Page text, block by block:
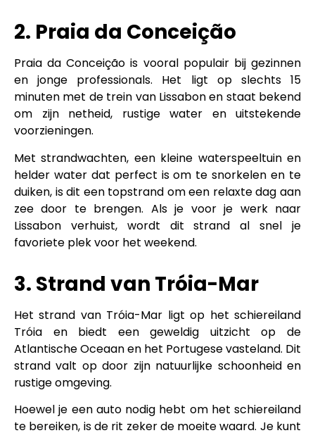
2. Praia da Conceição
Praia da Conceição is vooral populair bij gezinnen
en jonge professionals. Het ligt op slechts 15
minuten met de trein van Lissabon en staat bekend
om zijn netheid, rustige water en uitstekende
voorzieningen.
Met strandwachten, een kleine waterspeeltuin en
helder water dat perfect is om te snorkelen en te
duiken, is dit een topstrand om een relaxte dag aan
zee door te brengen. Als je voor je werk naar
Lissabon verhuist, wordt dit strand al snel je
favoriete plek voor het weekend.
3. Strand van Tróia-Mar
Het strand van Tróia-Mar ligt op het schiereiland
Tróia en biedt een geweldig uitzicht op de
Atlantische Oceaan en het Portugese vasteland. Dit
strand valt op door zijn natuurlijke schoonheid en
rustige omgeving.
Hoewel je een auto nodig hebt om het schiereiland
te bereiken, is de rit zeker de moeite waard. Je kunt